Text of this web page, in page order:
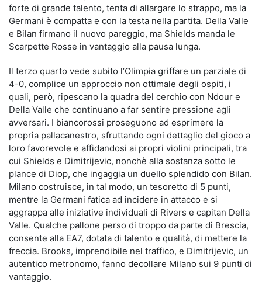
forte di grande talento, tenta di allargare lo strappo, ma la
Germani è compatta e con la testa nella partita. Della Valle
e Bilan firmano il nuovo pareggio, ma Shields manda le
Scarpette Rosse in vantaggio alla pausa lunga.
Il terzo quarto vede subito l’Olimpia griffare un parziale di
4-0, complice un approccio non ottimale degli ospiti, i
quali, però, ripescano la quadra del cerchio con Ndour e
Della Valle che continuano a far sentire pressione agli
avversari. I biancorossi proseguono ad esprimere la
propria pallacanestro, sfruttando ogni dettaglio del gioco a
loro favorevole e affidandosi ai propri violini principali, tra
cui Shields e Dimitrijevic, nonchè alla sostanza sotto le
plance di Diop, che ingaggia un duello splendido con Bilan.
Milano costruisce, in tal modo, un tesoretto di 5 punti,
mentre la Germani fatica ad incidere in attacco e si
aggrappa alle iniziative individuali di Rivers e capitan Della
Valle. Qualche pallone perso di troppo da parte di Brescia,
consente alla EA7, dotata di talento e qualità, di mettere la
freccia. Brooks, imprendibile nel traffico, e Dimitrijevic, un
autentico metronomo, fanno decollare Milano sui 9 punti di
vantaggio.